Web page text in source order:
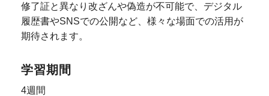
修了証と異なり改ざんや偽造が不可能で、デジタル
履歴書やSNSでの公開など、様々な場面での活用が
期待されます。
学習期間
4週間